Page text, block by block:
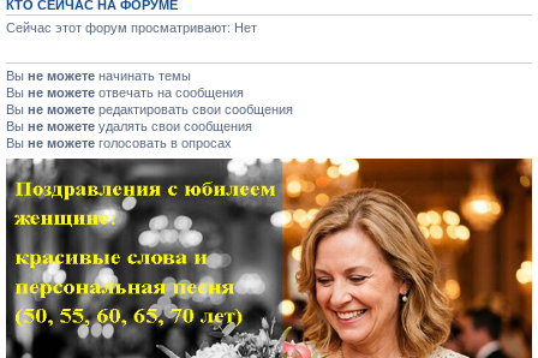
КТО СЕЙЧАС НА ФОРУМЕ
Сейчас этот форум просматривают: Нет
Вы не можете начинать темы
Вы не можете отвечать на сообщения
Вы не можете редактировать свои сообщения
Вы не можете удалять свои сообщения
Вы не можете голосовать в опросах